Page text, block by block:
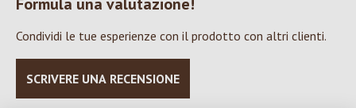
Valutazione media di 0 su 5 stelle
Formula una valutazione!
Condividi le tue esperienze con il prodotto con altri clienti.
SCRIVERE UNA RECENSIONE